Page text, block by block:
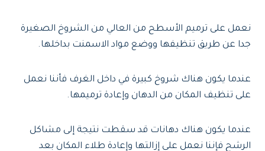
نعمل على ترميم الأسطح من العالي من الشروخ الصغيرة
جدا عن طريق تنظيفها ووضع مواد الاسمنت بداخلها.
عندما يكون هناك شروخ كبيرة في داخل الغرف فأننا نعمل
على تنظيف المكان من الدهان وإعادة ترميمها.
عندما يكون هناك دهانات قد سقطت نتيجة إلى مشاكل
الرشح فإننا نعمل على إزالتها وإعادة طلاء المكان بعد